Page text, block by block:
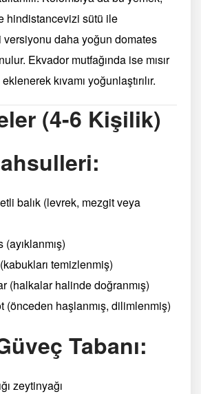
hindistancevizi sütü ile
versiyonu daha yoğun domates
Ekvador mutfağında ise mısır
kıvamı yoğunlaştırılır.
(4-6 Kişilik)
balık (levrek, mezgit veya
temizlenmiş)
(halkalar halinde doğranmış)
(önceden haşlanmış, dilimlenmiş)
Tabanı:
zeytinyağı